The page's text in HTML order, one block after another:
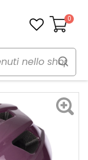
Carrello
0